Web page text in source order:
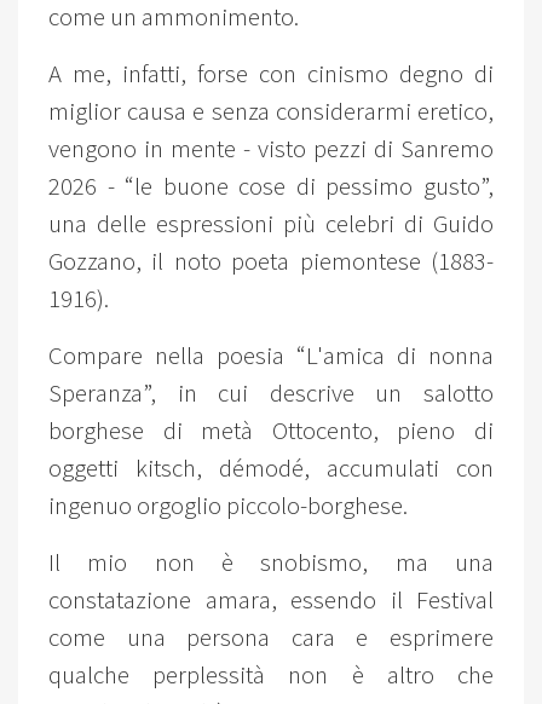
come un ammonimento.
A me, infatti, forse con cinismo degno di
miglior causa e senza considerarmi eretico,
vengono in mente - visto pezzi di Sanremo
2026 - “le buone cose di pessimo gusto”,
una delle espressioni più celebri di Guido
Gozzano, il noto poeta piemontese (1883-
1916).
Compare nella poesia “L'amica di nonna
Speranza”, in cui descrive un salotto
borghese di metà Ottocento, pieno di
oggetti kitsch, démodé, accumulati con
ingenuo orgoglio piccolo-borghese.
Il mio non è snobismo, ma una
constatazione amara, essendo il Festival
come una persona cara e esprimere
qualche perplessità non è altro che